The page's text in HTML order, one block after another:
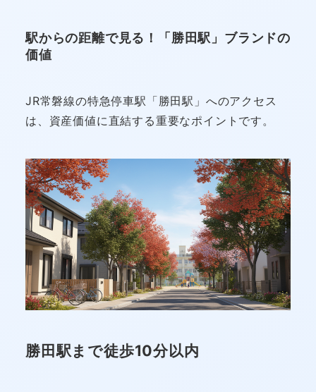
駅からの距離で見る！「勝田駅」ブランドの
価値
JR常磐線の特急停車駅「勝田駅」へのアクセス
は、資産価値に直結する重要なポイントです。
勝田駅まで徒歩10分以内